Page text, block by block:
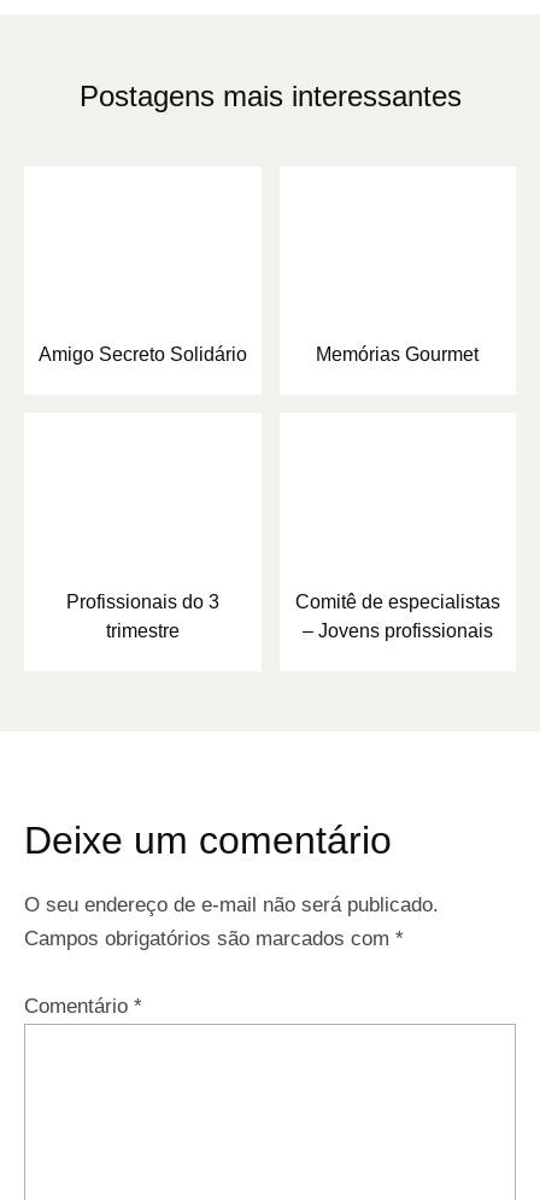
Postagens mais interessantes
Amigo Secreto Solidário Memórias Gourmet
Profissionais do 3
trimestre
Comitê de especialistas
– Jovens profissionais
Deixe um comentário
O seu endereço de e-mail não será publicado.
Campos obrigatórios são marcados com *
Comentário *